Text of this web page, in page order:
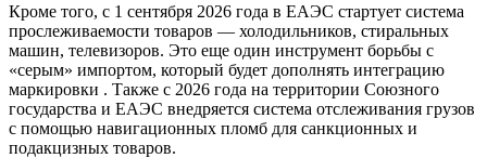
Кроме того, с 1 сентября 2026 года в ЕАЭС стартует система
прослеживаемости товаров — холодильников, стиральных
машин, телевизоров. Это еще один инструмент борьбы с
«серым» импортом, который будет дополнять интеграцию
маркировки . Также с 2026 года на территории Союзного
государства и ЕАЭС внедряется система отслеживания грузов
с помощью навигационных пломб для санкционных и
подакцизных товаров.